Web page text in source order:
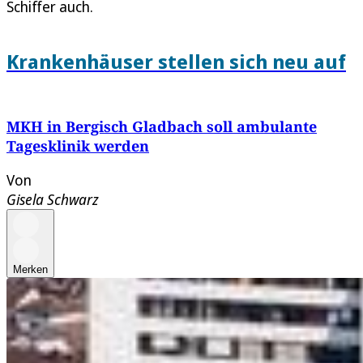
Schiffer auch.
Krankenhäuser stellen sich neu auf
MKH in Bergisch Gladbach soll ambulante
Tagesklinik werden
Von
Gisela Schwarz
Merken